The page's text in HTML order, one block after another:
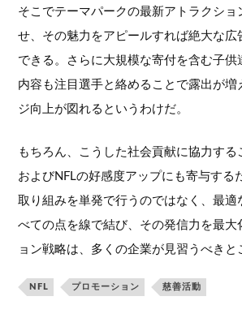
そこでテーマパークの最新アトラクショ
せ、その魅力をアピールすれば絶大な広
できる。さらに大規模な寄付を含む子供
内容も注目選手と絡めることで露出が増
ジ向上が図れるというわけだ。
もちろん、こうした社会貢献に協力する
およびNFLの好感度アップにも寄与する
取り組みを単発で行うのではなく、最適
べての点を線で結び、その発信力を最大
ョン戦略は、多くの企業が見習うべきと
NFL プロモーション 慈善活動